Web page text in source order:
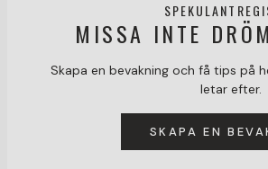
MISSA INTE
Skapa en bevakning och få tips på
letar efter.
SKAPA EN